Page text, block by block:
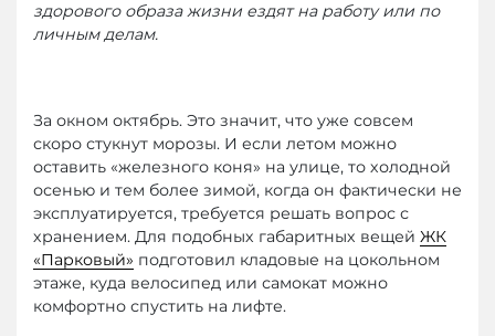
здорового образа жизни ездят на работу или по
личным делам.
За окном октябрь. Это значит, что уже совсем
скоро стукнут морозы. И если летом можно
оставить «железного коня» на улице, то холодной
осенью и тем более зимой, когда он фактически не
эксплуатируется, требуется решать вопрос с
хранением. Для подобных габаритных вещей ЖК
«Парковый» подготовил кладовые на цокольном
этаже, куда велосипед или самокат можно
комфортно спустить на лифте.